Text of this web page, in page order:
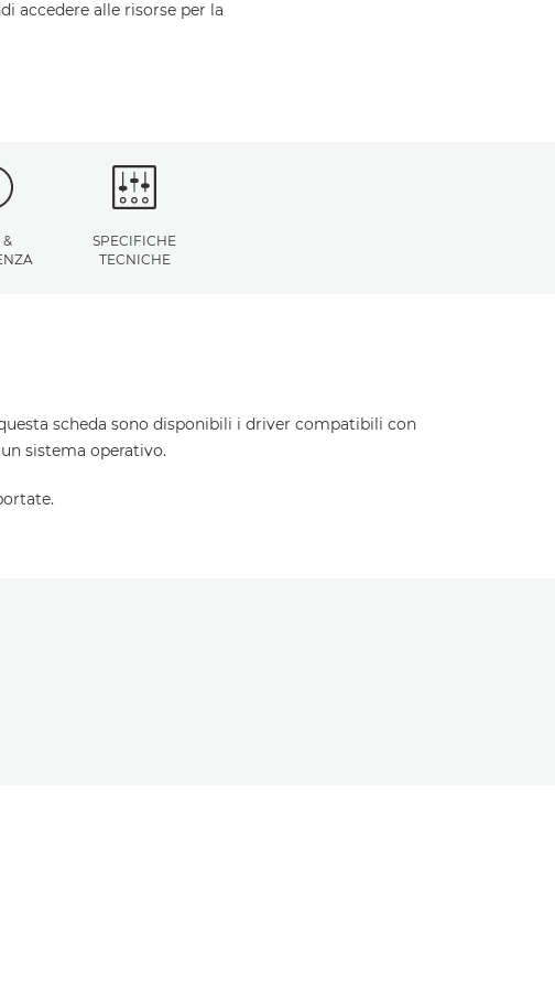
accedere alle risorse per la
&
SPECIFICHE
TECNICHE
scheda sono disponibili i driver compatibili con
sistema operativo.